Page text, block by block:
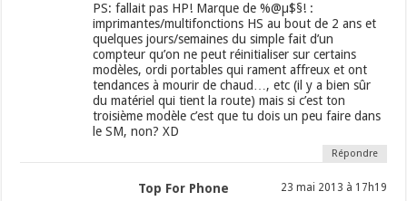
PS: fallait pas HP! Marque de %@µ$§! :
imprimantes/multifonctions HS au bout de 2 ans et
quelques jours/semaines du simple fait d’un
compteur qu’on ne peut réinitialiser sur certains
modèles, ordi portables qui rament affreux et ont
tendances à mourir de chaud…, etc (il y a bien sûr
du matériel qui tient la route) mais si c’est ton
troisième modèle c’est que tu dois un peu faire dans
le SM, non? XD
Répondre
Top For Phone 23 mai 2013 à 17h19